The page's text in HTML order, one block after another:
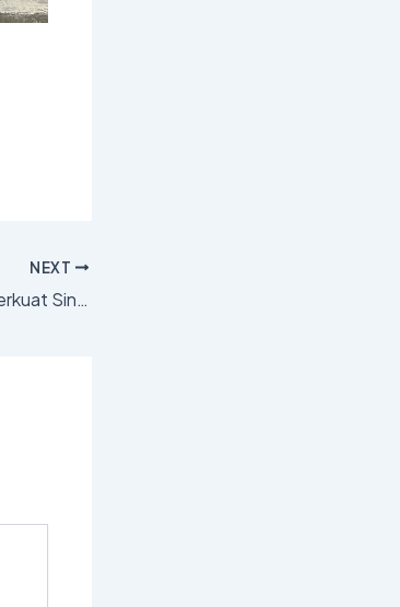
NEXT
Rapat Kerja Midyear 2026 Perkuat Sinergi dan Strategi Bisnis PT Semen Indonesia Distributor di Seluruh Regional